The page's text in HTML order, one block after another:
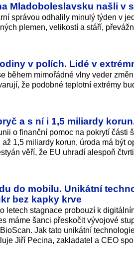
Mladoboleslavsku našli v
správou odhalily minulý týden v
plemen, velikostí a stáří,
v polích. Lidé v
během mimořádné vlny veder
že podobné teplotní extrémy
a s ní i 1,5 miliardy
o finanční pomoc na pokrytí části
1,5 miliardy korun, úroda má být
věří, že EU uhradí alespoň
do mobilu. Unikátní
bez kapky krve
letech stagnace probouzí k
máme šanci přeskočit vývojové
Jak tato unikátní
Jiří Pecina, zakladatel a CEO